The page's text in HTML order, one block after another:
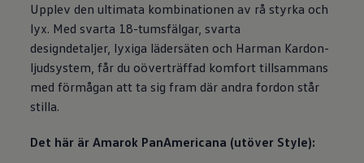
Upplev den ultimata kombinationen av rå styrka och
lyx. Med svarta 18-tumsfälgar, svarta
designdetaljer, lyxiga lädersäten och Harman Kardon-
ljudsystem, får du oöverträffad komfort tillsammans
med förmågan att ta sig fram där andra fordon står
stilla.
Det här är Amarok PanAmericana (utöver Style):